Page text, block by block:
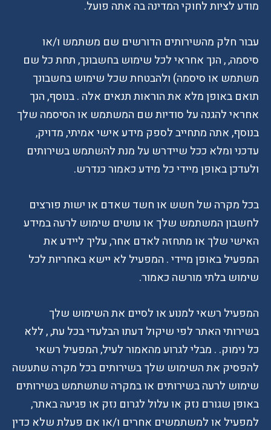
מודע לציות לחוקי המדינה בה אתה פועל.
עבור חלק מהשירותים הדורשים שם משתמש ו/או
סיסמה, , הנך אחראי לכל שימוש בחשבונך, תחת כל שם
משתמש או סיסמה) ולהבטחת שכל שימוש בחשבונך
תואם באופן מלא את הוראות תנאים אלה . בנוסף, הנך
אחראי להגנה על סודיות שם המשתמש או הסיסמה שלך
בנוסף, אתה מתחייב לספק מידע אישי אמיתי, מדויק,
עדכני ומלא ככל שיידרש על מנת להשתמש בשירותים
ולעדכן באופן מיידי כל מידע כאמור כנדרש.
בכל מקרה של חשש או חשד שאדם או ישות פורצים
לחשבון המשתמש שלך או עושים שימוש לרעה במידע
האישי שלך או מתחזה לאדם אחר, עליך ליידע את
המפעיל באופן מיידי . המפעיל לא יישא באחריות לכל
שימוש בלתי מורשה כאמור.
המפעיל רשאי למנוע או לסיים את השימוש שלך
בשירותי האתר לפי שיקול דעתו הבלעדי בכל עת, , ללא
כל נימוק. . מבלי לגרוע מהאמור לעיל, המפעיל רשאי
להפסיק את השימוש שלך בשירותים בכל מקרה שתעשה
שימוש לרעה בשירותים או במקרה שתשתמש בשירותים
באופן שגורם נזק או עלול לגרום נזק או פגיעה באתר,
למפעיל או למשתמשים אחרים ו/או אם פעלת שלא כדין